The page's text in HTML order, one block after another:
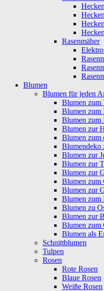
Rasenmäher
Blumen
Blumen für jeden
Blumen zum
Blumen zum
Blumen zum
Blumen zur
Blumen zum
Blumendeko
Blumen zur
Blumen zur
Blumen zur
Blumen zum
Blumen zur
Blumen zum
Blumen zu
Blumen zur
Blumen zum
Blumen als
Schnittblumen
Tulpen
Rosen
Rote Rosen
Blaue Rosen
Weiße Rosen